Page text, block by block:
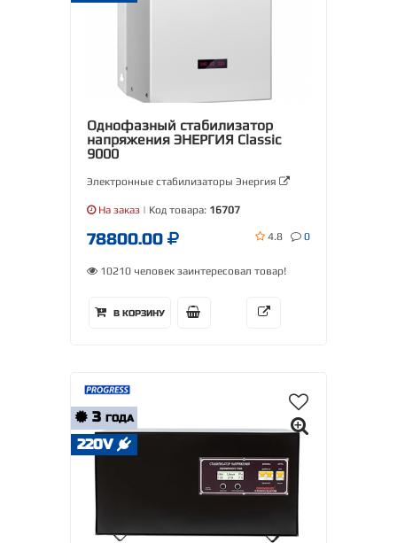
Однофазный стабилизатор
напряжения ЭНЕРГИЯ Classic
9000
Электронные стабилизаторы Энергия
На заказ | Код товара: 16707
78800.00 4.8 0
10210 человек заинтересовал товар!
В КОРЗИНУ
3 ГОДА
220V